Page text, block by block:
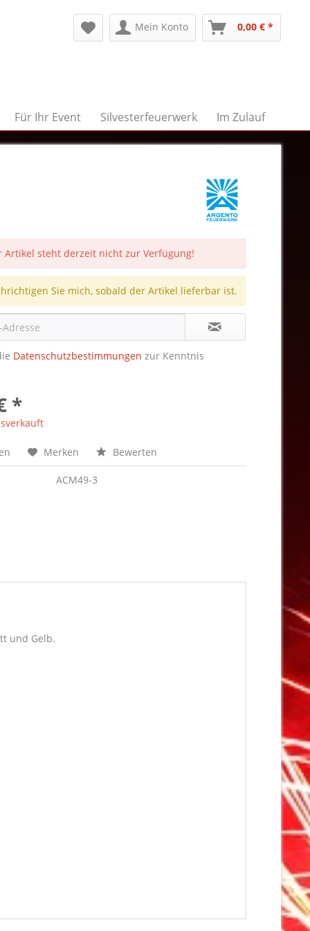
Mein Konto 0,00 € *
Für Ihr Event Silvesterfeuerwerk Im Zulauf
Artikel steht derzeit nicht zur Verfügung!
Sie mich, sobald der Artikel lieferbar ist.
Datenschutzbestimmungen zur Kenntnis
*
Merken Bewerten
ACM49-3
und Gelb.